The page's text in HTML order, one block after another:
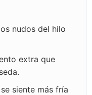
nudos del hilo
extra que
siente más fría